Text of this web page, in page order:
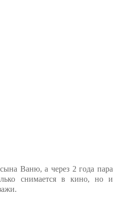
Ваню, а через 2 года пара
снимается в кино, но и